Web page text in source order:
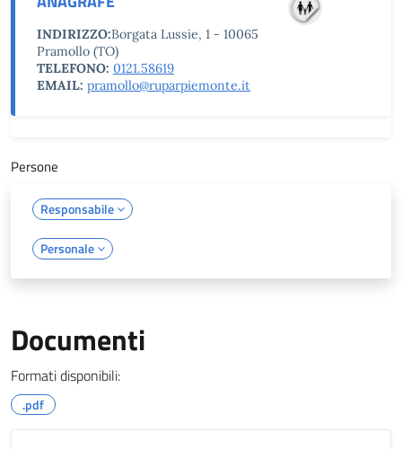
INDIRIZZO:Borgata Lussie, 1 - 10065
Pramollo (TO)
TELEFONO: 0121.58619
EMAIL: pramollo@ruparpiemonte.it
Persone
Responsabile
Personale
Documenti
Formati disponibili:
.pdf